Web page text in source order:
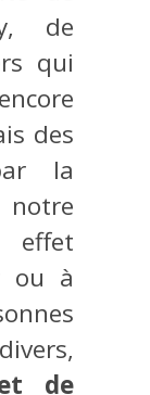
de
qui
des
la
effet
ou à
de